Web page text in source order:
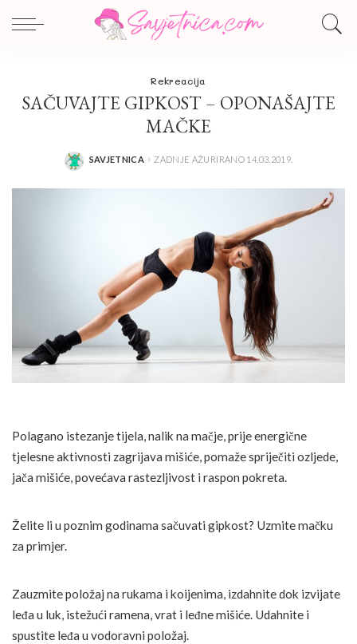
Rekreacija
SAČUVAJTE GIPKOST – OPONAŠAJTE
MAČKE
POSTED
SAVJETNICA ZADNJE AŽURIRANO 14.03.2019.
Polagano istezanje tijela, nalik na mačje, prije energične
tjelesne aktivnosti zagrijava mišiće, pomaže spriječiti ozljede,
jača mišiće, povećava rastezljivost i raspon pokreta.
Želite li u poznim godinama sačuvati gipkost? Uzmite mačku
za primjer.
Zauzmite položaj na rukama i koijenima, izdahnite dok izvijate
leđa u luk, istežući ramena, vrat i leđne mišiće. Udahnite i
spustite leđa u vodoravni položaj.